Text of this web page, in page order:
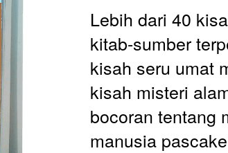
Lebih dari 40
kitab-sumber
kisah seru umat
kisah misteri
bocoran tentang
manusia